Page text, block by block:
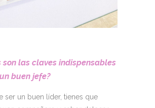
son las claves indispensables
buen jefe?
ser un buen líder, tienes que